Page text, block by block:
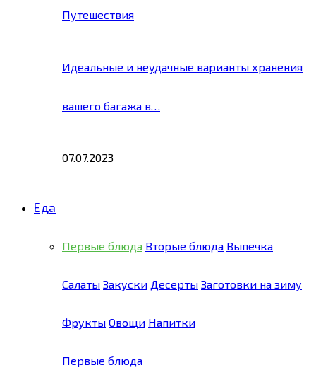
Путешествия
Идеальные и неудачные варианты хранения
вашего багажа в…
07.07.2023
Еда
Первые блюда Вторые блюда Выпечка
Салаты Закуски Десерты Заготовки на зиму
Фрукты Овощи Напитки
Первые блюда